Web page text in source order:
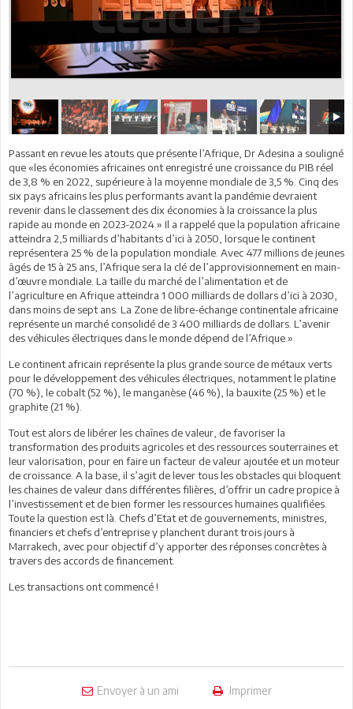
Passant en revue les atouts que présente l’Afrique, Dr Adesina a souligné
que «les économies africaines ont enregistré une croissance du PIB réel
de 3,8 % en 2022, supérieure à la moyenne mondiale de 3,5 %. Cinq des
six pays africains les plus performants avant la pandémie devraient
revenir dans le classement des dix économies à la croissance la plus
rapide au monde en 2023-2024.» Il a rappelé que la population africaine
atteindra 2,5 milliards d’habitants d’ici à 2050, lorsque le continent
représentera 25 % de la population mondiale. Avec 477 millions de jeunes
âgés de 15 à 25 ans, l’Afrique sera la clé de l’approvisionnement en main-
d’œuvre mondiale. La taille du marché de l’alimentation et de
l’agriculture en Afrique atteindra 1 000 milliards de dollars d’ici à 2030,
dans moins de sept ans. La Zone de libre-échange continentale africaine
représente un marché consolidé de 3 400 milliards de dollars. L’avenir
des véhicules électriques dans le monde dépend de l’Afrique.»
Le continent africain représente la plus grande source de métaux verts
pour le développement des véhicules électriques, notamment le platine
(70 %), le cobalt (52 %), le manganèse (46 %), la bauxite (25 %) et le
graphite (21 %).
Tout est alors de libérer les chaînes de valeur, de favoriser la
transformation des produits agricoles et des ressources souterraines et
leur valorisation, pour en faire un facteur de valeur ajoutée et un moteur
de croissance. A la base, il s’agit de lever tous les obstacles qui bloquent
les chaines de valeur dans différentes filières, d’offrir un cadre propice à
l’investissement et de bien former les ressources humaines qualifiées.
Toute la question est là. Chefs d’Etat et de gouvernements, ministres,
financiers et chefs d’entreprise y planchent durant trois jours à
Marrakech, avec pour objectif d’y apporter des réponses concrètes à
travers des accords de financement.
Les transactions ont commencé !
Envoyer à un ami Imprimer